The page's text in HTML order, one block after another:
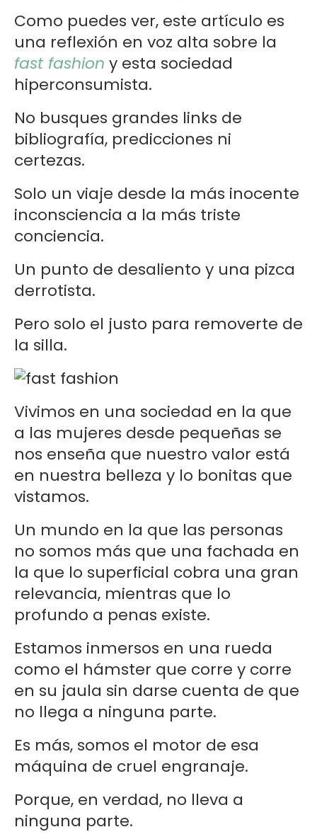
Como puedes ver, este artículo es
una reflexión en voz alta sobre la
fast fashion y esta sociedad
hiperconsumista.
No busques grandes links de
bibliografía, predicciones ni
certezas.
Solo un viaje desde la más inocente
inconsciencia a la más triste
conciencia.
Un punto de desaliento y una pizca
derrotista.
Pero solo el justo para removerte de
la silla.
Vivimos en una sociedad en la que
a las mujeres desde pequeñas se
nos enseña que nuestro valor está
en nuestra belleza y lo bonitas que
vistamos.
Un mundo en la que las personas
no somos más que una fachada en
la que lo superficial cobra una gran
relevancia, mientras que lo
profundo a penas existe.
Estamos inmersos en una rueda
como el hámster que corre y corre
en su jaula sin darse cuenta de que
no llega a ninguna parte.
Es más, somos el motor de esa
máquina de cruel engranaje.
Porque, en verdad, no lleva a
ninguna parte.